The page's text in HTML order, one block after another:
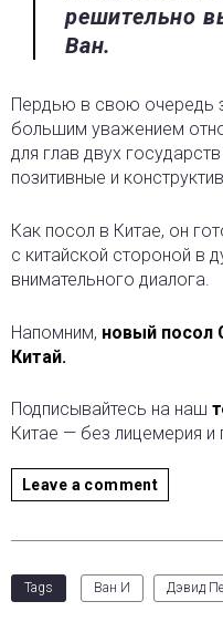
решительно
Ван.
Пердью в свою очередь
большим уважением
для глав двух
позитивные и
Как посол в Китае, он
с китайской стороной в
внимательного диалога.
Напомним, новый
Китай.
Подписывайтесь на наш
Китае — без лицемерия и
Leave a comment
Tags Ван И Дэвид